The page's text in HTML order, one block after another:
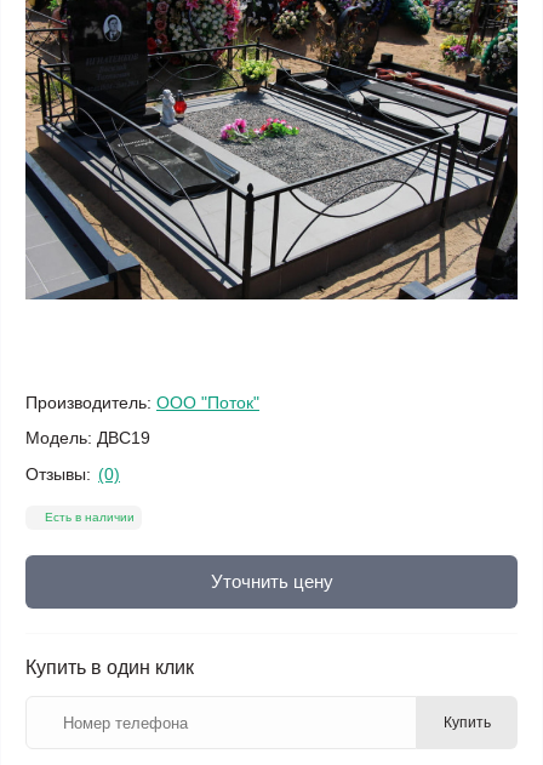
Производитель: ООО "Поток"
Модель: ДВС19
Отзывы: (0)
Есть в наличии
Уточнить цену
Купить в один клик
Купить